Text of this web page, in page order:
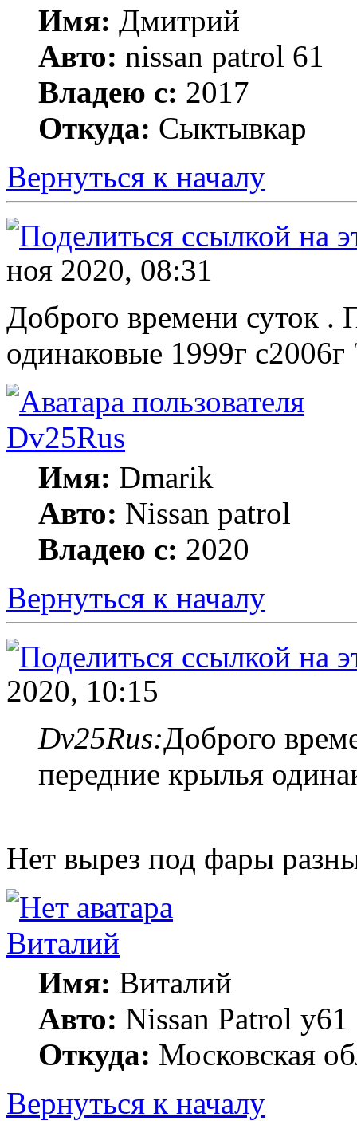
Имя: Дмитрий
Авто: nissan patrol 61
Владею с: 2017
Откуда: Сыктывкар
Вернуться к началу
ноя 2020, 08:31
Доброго времени суток .
одинаковые 1999г с2006г
Dv25Rus
Имя: Dmarik
Авто: Nissan patrol
Владею с: 2020
Вернуться к началу
2020, 10:15
Dv25Rus:Доброго
передние крылья
Нет вырез под фары
Виталий
Имя: Виталий
Авто: Nissan Patrol
Откуда: Московская
Вернуться к началу